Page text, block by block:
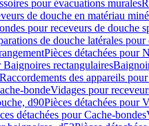
pour évacuations murales
de douche en matériau
pour receveurs de douche
de douche latérales
Pièces détachées pour
Baignoires rectangulaires
Raccordements des appareils
bondeVidages pour
d90Pièces détachées pour
détachées pour Cache-bondes